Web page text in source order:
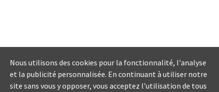
Nous utilisons des cookies pour la fonctionnalité, l'analyse
et la publicité personnalisée. En continuant à utiliser notre
site sans vous y opposer, vous acceptez l'utilisation de tous